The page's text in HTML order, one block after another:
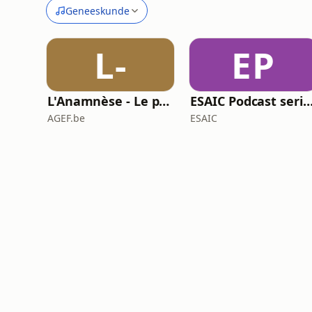
Geneeskunde
L-
L'Anamnèse - Le podcast de médecine générale
AGEF.be
EP
ESAIC Podcast series on
ESAIC